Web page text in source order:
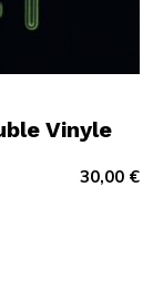
Vinyle
30,00 €